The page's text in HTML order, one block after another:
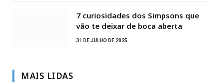
7 curiosidades dos Simpsons que
vão te deixar de boca aberta
31 DE JULHO DE 2025
MAIS LIDAS